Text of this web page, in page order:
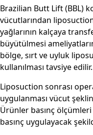
Brazilian Butt Lift (BBL)
vücutlarından
yağlarının kalçaya
büyütülmesi
bölge, sırt ve uyluk
kullanılması tavsiye edilir.
Liposuction sonrası
uygulanması vücut
Ürünler basınç
basınç uygulayacak